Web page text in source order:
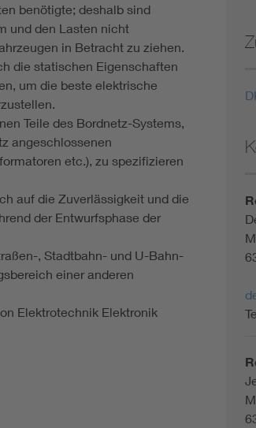
benötigte; deshalb sind
und den Lasten nicht
in Betracht zu ziehen.
die statischen Eigenschaften
um die beste elektrische
Teile des Bordnetz-Systems,
angeschlossenen
etc.), zu spezifizieren
auf die Zuverlässigkeit und die
der Entwurfsphase der
, Stadtbahn- und U-Bahn-
einer anderen
Elektrotechnik Elektronik